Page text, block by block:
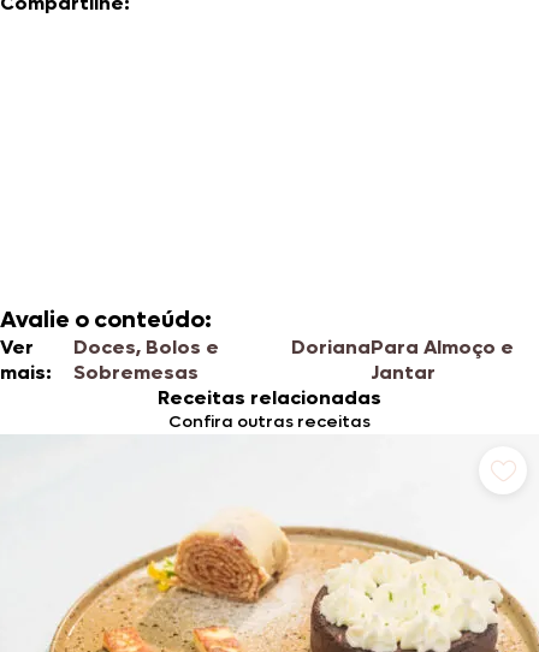
Avalie o conteúdo:
Ver
mais:
Doces, Bolos e
Sobremesas
DorianaPara Almoço e
Jantar
Receitas relacionadas
Confira outras receitas